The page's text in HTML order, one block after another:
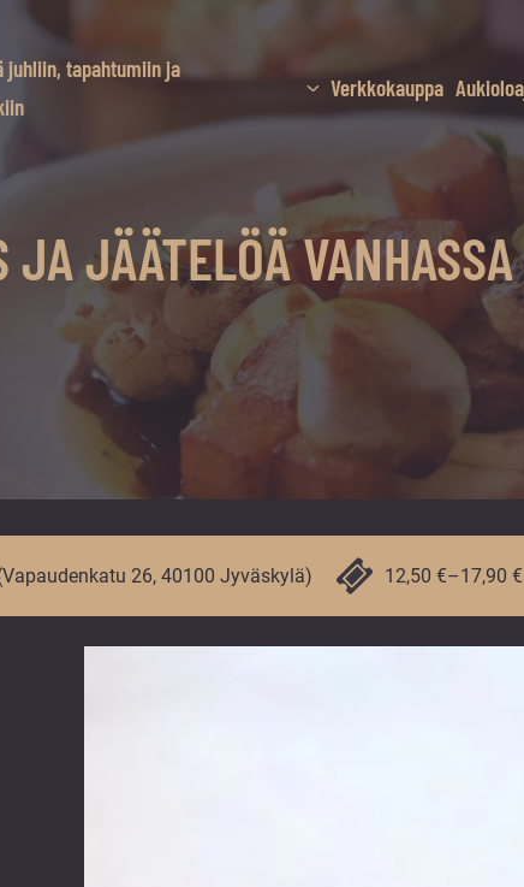
juhliin, tapahtumiin ja
Verkkokauppa
JÄÄTELÖÄ
26, 40100 Jyväskylä) 12,50 €–17,90 €